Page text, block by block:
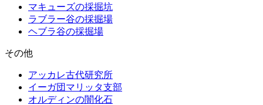
マキューズの採掘坑
ラブラー谷の採掘場
ヘブラ谷の採掘場
その他
アッカレ古代研究所
イーガ団マリッタ支部
オルディンの闇化石